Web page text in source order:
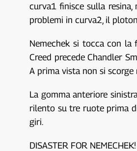
curva1 finisce sulla resina,
problemi in curva2, il
Nemechek si tocca con la
Creed precede Chandler
A prima vista non si
La gomma anteriore
rilento su tre ruote prima
giri.
DISASTER FOR NEMECHEK!